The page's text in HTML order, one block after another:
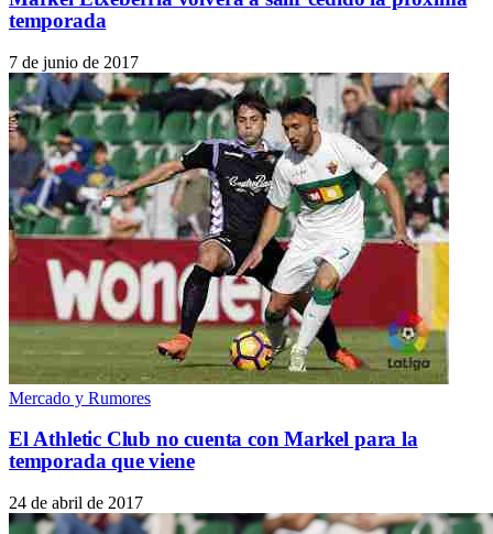
temporada
7 de junio de 2017
Mercado y Rumores
El Athletic Club no cuenta con Markel para la
temporada que viene
24 de abril de 2017